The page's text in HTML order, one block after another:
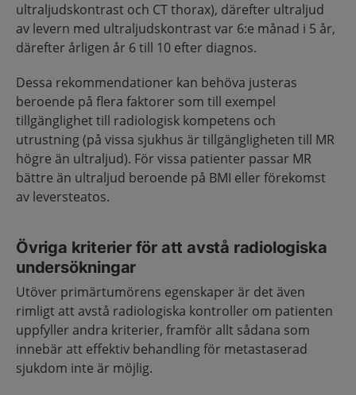
ultraljudskontrast och CT thorax), därefter ultraljud
av levern med ultraljudskontrast var 6:e månad i 5 år,
därefter årligen år 6 till 10 efter diagnos.
Dessa rekommendationer kan behöva justeras
beroende på flera faktorer som till exempel
tillgänglighet till radiologisk kompetens och
utrustning (på vissa sjukhus är tillgängligheten till MR
högre än ultraljud). För vissa patienter passar MR
bättre än ultraljud beroende på BMI eller förekomst
av leversteatos.
Övriga kriterier för att avstå radiologiska
undersökningar
Utöver primärtumörens egenskaper är det även
rimligt att avstå radiologiska kontroller om patienten
uppfyller andra kriterier, framför allt sådana som
innebär att effektiv behandling för metastaserad
sjukdom inte är möjlig.